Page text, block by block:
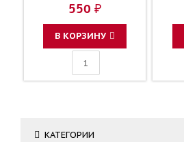
550 ₽
В КОРЗИНУ
КАТЕГОРИИ